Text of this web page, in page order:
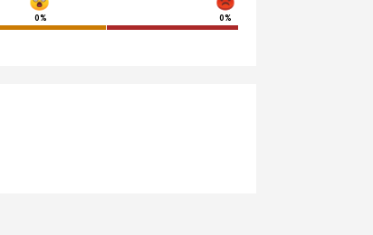
0% 0%